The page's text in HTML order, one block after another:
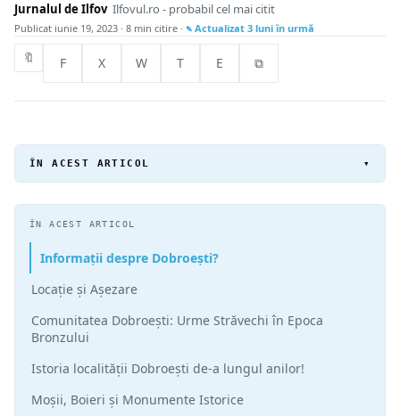
Jurnalul de Ilfov Ilfovul.ro - probabil cel mai citit
Publicat iunie 19, 2023 · 8 min citire · Actualizat 3 luni în urmă
🔖 F X W T E ⧉
ÎN ACEST ARTICOL ▾
ÎN ACEST ARTICOL
Informații despre Dobroești?
Locație și Așezare
Comunitatea Dobroești: Urme Străvechi în Epoca
Bronzului
Istoria localității Dobroești de-a lungul anilor!
Moșii, Boieri și Monumente Istorice